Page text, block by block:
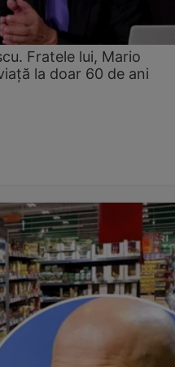
Fratele lui, Mario
la doar 60 de ani